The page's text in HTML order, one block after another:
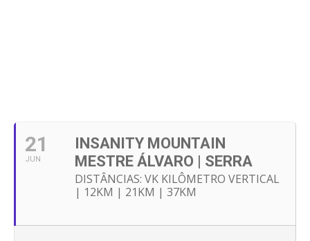
21
JUN
INSANITY MOUNTAIN
MESTRE ÁLVARO | SERRA
DISTÂNCIAS: VK KILÔMETRO VERTICAL
| 12KM | 21KM | 37KM